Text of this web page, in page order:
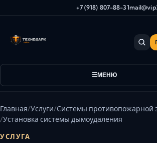
+7 (918) 807-88-31
МЕНЮ
Главная Услуги Системы противопожарной
Установка системы дымоудаления
УСЛУГА